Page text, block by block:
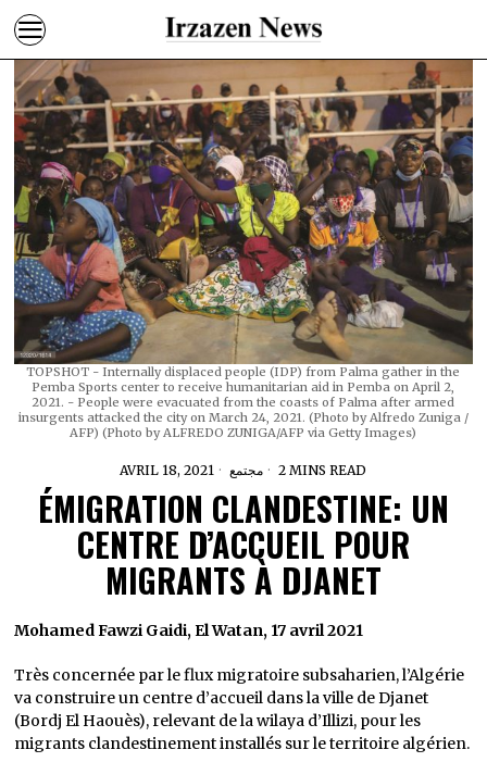
TOPSHOT - Internally displaced people (IDP) from Palma gather in the
Pemba Sports center to receive humanitarian aid in Pemba on April 2,
2021. - People were evacuated from the coasts of Palma after armed
insurgents attacked the city on March 24, 2021. (Photo by Alfredo Zuniga /
AFP) (Photo by ALFREDO ZUNIGA/AFP via Getty Images)
AVRIL 18, 2021 مجتمع 2 MINS READ
ÉMIGRATION CLANDESTINE: UN
CENTRE D’ACCUEIL POUR
MIGRANTS À DJANET
Mohamed Fawzi Gaidi, El Watan, 17 avril 2021
Très concernée par le flux migratoire subsaharien, l’Algérie
va construire un centre d’accueil dans la ville de Djanet
(Bordj El Haouès), relevant de la wilaya d’Illizi, pour les
migrants clandestinement installés sur le territoire algérien.